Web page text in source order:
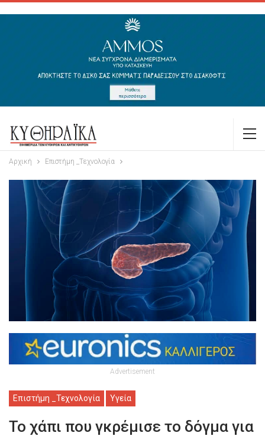
Αρχική Επιστήμη _Τεχνολογία
Advertisement
Επιστήμη _Τεχνολογία Υγεία
Το χάπι που γκρέμισε το δόγμα για